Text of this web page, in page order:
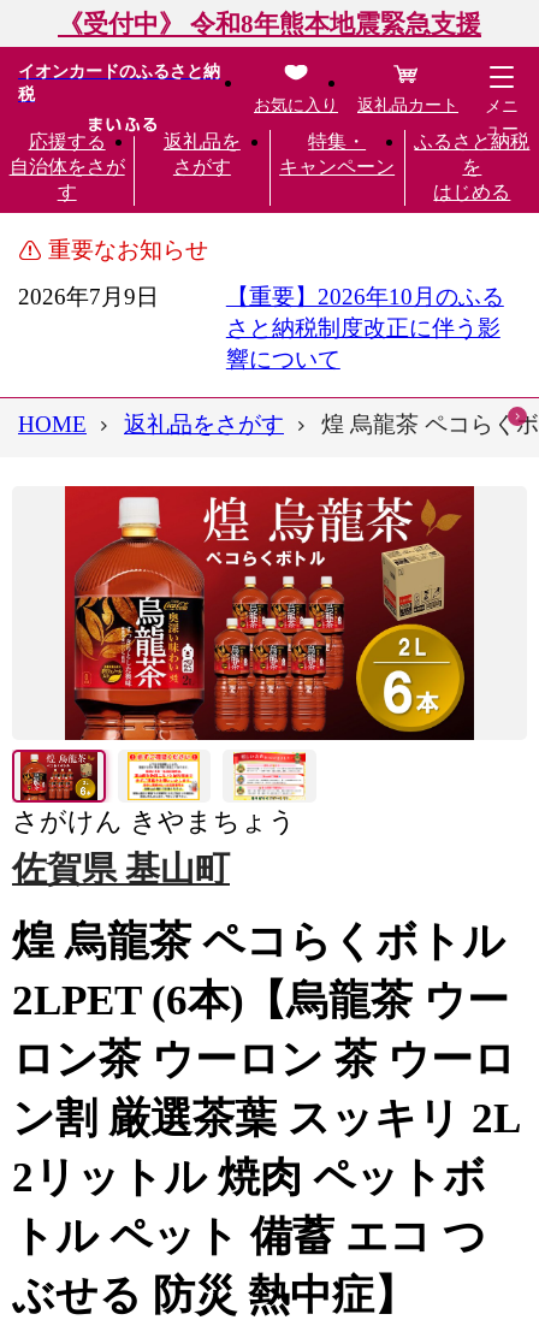
《受付中》 令和8年熊本地震緊急支援
イオンカードのふるさと納
税
応援する
自治体をさが
す
返礼品を
さがす
特集・
キャンペーン
ふるさと納税
を
はじめる
お気に入り 返礼品カート
メニ
ュー
重要なお知らせ
2026年7月9日
【重要】2026年10月のふる
さと納税制度改正に伴う影
響について
HOME 返礼品をさがす 煌 烏龍茶 ペコらく
さがけん きやまちょう
佐賀県 基山町
煌 烏龍茶 ペコらくボトル
2LPET (6本)【烏龍茶 ウー
ロン茶 ウーロン 茶 ウーロ
ン割 厳選茶葉 スッキリ 2L
2リットル 焼肉 ペットボ
トル ペット 備蓄 エコ つ
ぶせる 防災 熱中症】